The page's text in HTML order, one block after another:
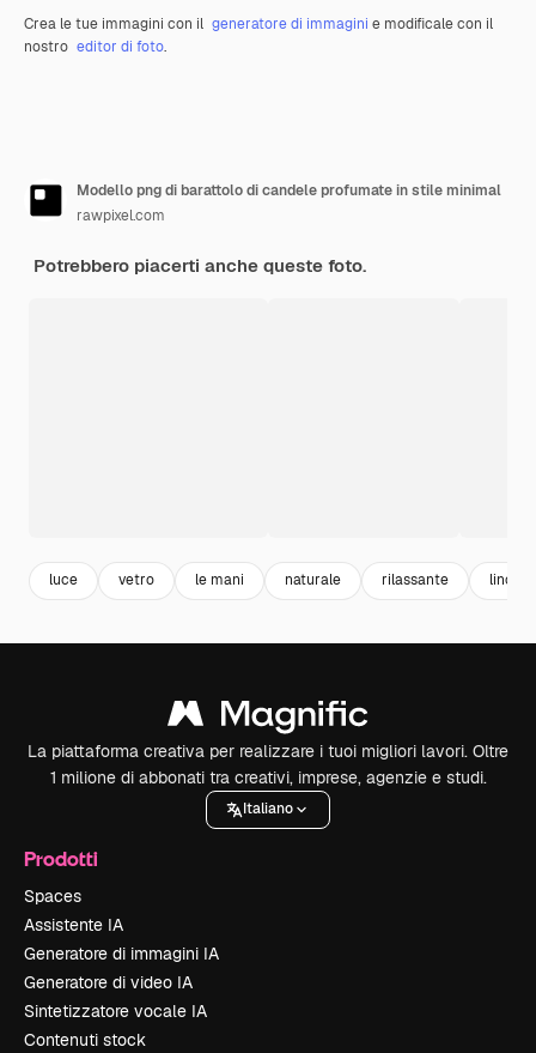
Crea le tue immagini con il generatore di immagini e modificale con il
nostro editor di foto.
Modello png di barattolo di candele profumate in stile minimal
rawpixel.com
Potrebbero piacerti anche queste foto.
luce vetro le mani naturale rilassante lino
La piattaforma creativa per realizzare i tuoi migliori lavori. Oltre
1 milione di abbonati tra creativi, imprese, agenzie e studi.
Italiano
Prodotti
Spaces
Assistente IA
Generatore di immagini IA
Generatore di video IA
Sintetizzatore vocale IA
Contenuti stock